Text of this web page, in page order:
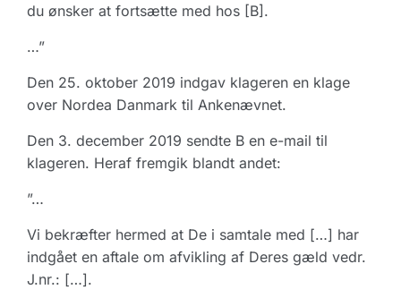
du ønsker at fortsætte med hos [B].
…”
Den 25. oktober 2019 indgav klageren en klage
over Nordea Danmark til Ankenævnet.
Den 3. december 2019 sendte B en e-mail til
klageren. Heraf fremgik blandt andet:
”…
Vi bekræfter hermed at De i samtale med […] har
indgået en aftale om afvikling af Deres gæld vedr.
J.nr.: […].